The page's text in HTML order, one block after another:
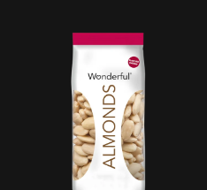
Amandelen